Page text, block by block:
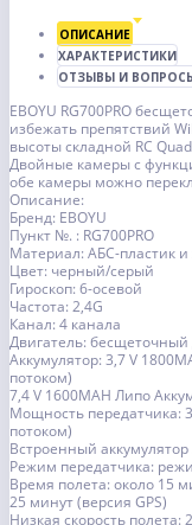
ОПИСАНИЕ
ХАРАКТЕРИСТИКИ
ОТЗЫВЫ И
EBOYU RG700PRO
избежать препятствий
высоты складной RC
Двойные камеры с
обе камеры можно
Описание:
Бренд: EBOYU
Пункт №. : RG700PRO
Материал: АБС-пластик
Цвет: черный/серый
Гироскоп: 6-осевой
Частота: 2,4G
Канал: 4 канала
Двигатель: бесщеточный
Аккумулятор: 3,7 V
потоком)
7,4 V 1600MAH Липо
Мощность передатчика:
потоком)
Встроенный аккумулятор
Режим передатчика:
Время полета: около 15
25 минут (версия GPS)
Низкая скорость полета: